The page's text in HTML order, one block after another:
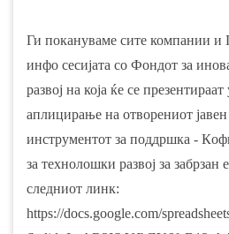
Ги покануваме сите компании и
инфо сесијата со Фондот за
развој на која ќе се презентираат
аплицирање на отворениот
инструментот за поддршка -
за технолошки развој за забрзан
следниот линк:
https://docs.google.com/